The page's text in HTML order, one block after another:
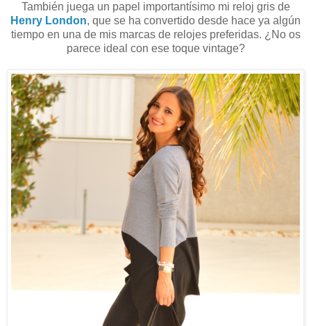
También juega un papel importantísimo mi reloj gris de
Henry London, que se ha convertido desde hace ya algún
tiempo en una de mis marcas de relojes preferidas. ¿No os
parece ideal con ese toque vintage?